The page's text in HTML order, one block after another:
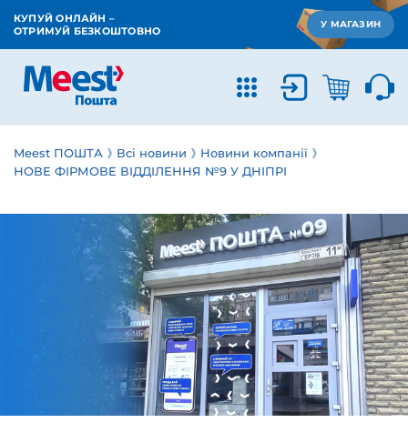
КУПУЙ ОНЛАЙН –
ОТРИМУЙ БЕЗКОШТОВНО
У МАГАЗИН
Meest ПОШТА Всі новини
Новини компанії
НОВЕ ФІРМОВЕ ВІДДІЛЕННЯ №9 У ДНІПРІ